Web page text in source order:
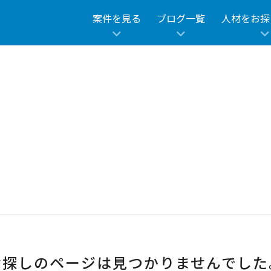
kusanagi/dym-tech/app/cfw_model/common/
案件を見る ブログ一覧 人材をお
しのページは見つかりませんでし